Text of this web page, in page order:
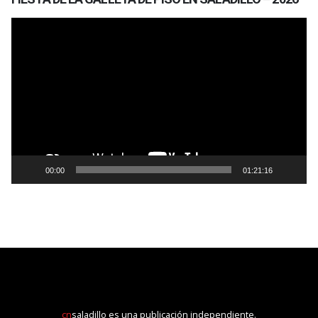
00:00 01:21:16
cnsaladillo es una publicación independiente.